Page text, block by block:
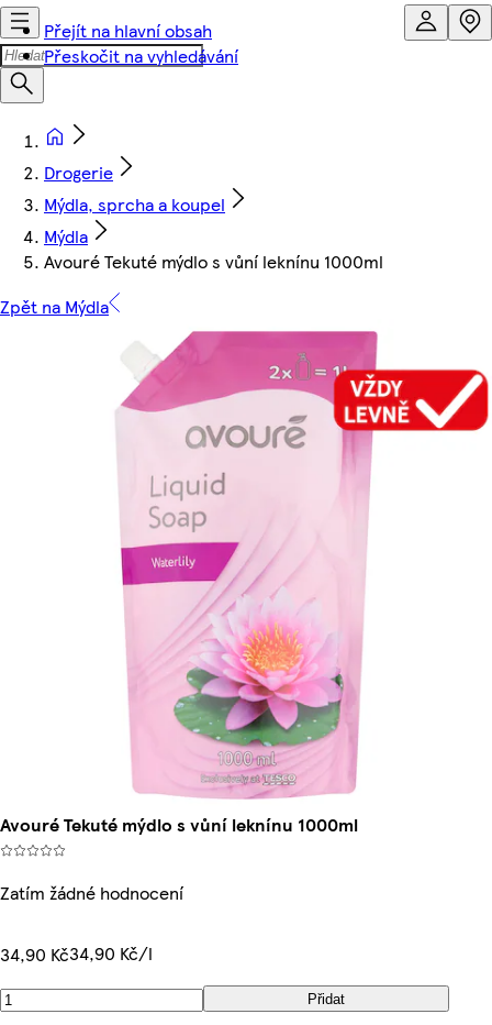
Přejít na hlavní obsah
Přeskočit na vyhledávání
Drogerie
Mýdla, sprcha a koupel
Mýdla
Avouré Tekuté mýdlo s vůní leknínu 1000ml
Zpět na Mýdla
Avouré Tekuté mýdlo s vůní leknínu 1000ml
Zatím žádné hodnocení
34,90 Kč34,90 Kč/l
Přidat